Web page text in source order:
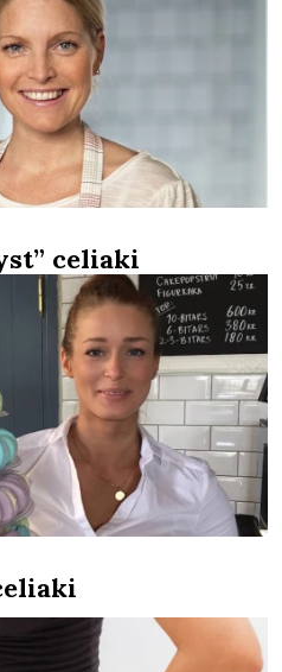
celiaki